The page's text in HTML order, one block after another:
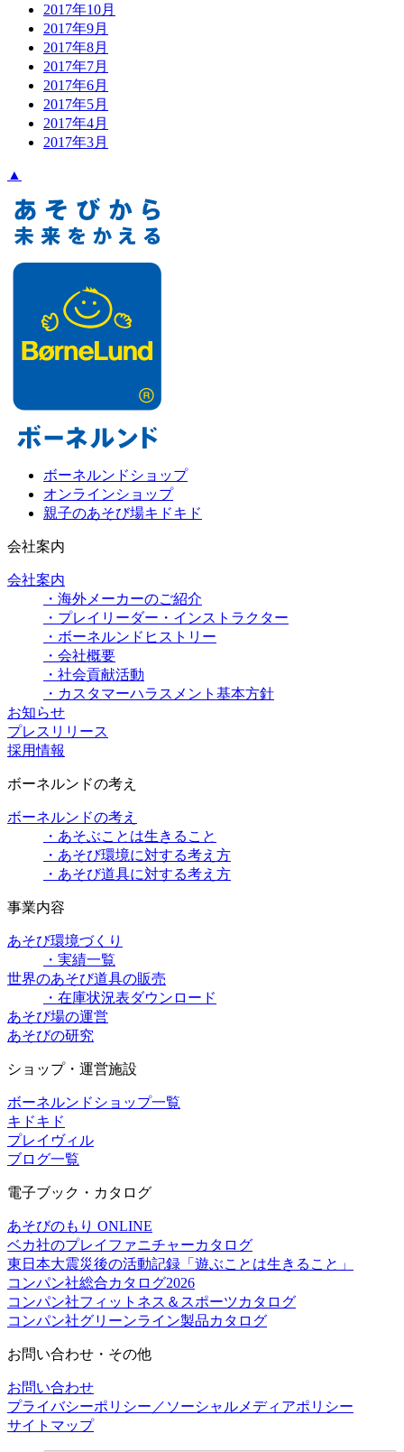
2017年10月
2017年9月
2017年8月
2017年7月
2017年6月
2017年5月
2017年4月
2017年3月
▲
ボーネルンドショップ
オンラインショップ
親子のあそび場キドキド
会社案内
会社案内
・海外メーカーのご紹介
・プレイリーダー・インストラクター
・ボーネルンドヒストリー
・会社概要
・社会貢献活動
・カスタマーハラスメント基本方針
お知らせ
プレスリリース
採用情報
ボーネルンドの考え
ボーネルンドの考え
・あそぶことは生きること
・あそび環境に対する考え方
・あそび道具に対する考え方
事業内容
あそび環境づくり
・実績一覧
世界のあそび道具の販売
・在庫状況表ダウンロード
あそび場の運営
あそびの研究
ショップ・運営施設
ボーネルンドショップ一覧
キドキド
プレイヴィル
ブログ一覧
電子ブック・カタログ
あそびのもり ONLINE
ベカ社のプレイファニチャーカタログ
東日本大震災後の活動記録「遊ぶことは生きること」
コンパン社総合カタログ2026
コンパン社フィットネス＆スポーツカタログ
コンパン社グリーンライン製品カタログ
お問い合わせ・その他
お問い合わせ
プライバシーポリシー／ソーシャルメディアポリシー
サイトマップ